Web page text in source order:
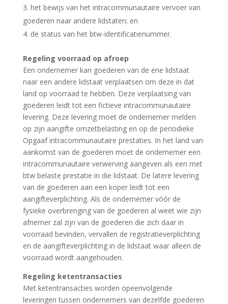
het bewijs van het intracommunautaire vervoer van
goederen naar andere lidstaten; en
de status van het btw-identificatienummer.
Regeling voorraad op afroep
Een ondernemer kan goederen van de ene lidstaat
naar een andere lidstaat verplaatsen om deze in dat
land op voorraad te hebben. Deze verplaatsing van
goederen leidt tot een fictieve intracommunautaire
levering. Deze levering moet de ondernemer melden
op zijn aangifte omzetbelasting en op de periodieke
Opgaaf intracommunautaire prestaties. In het land van
aankomst van de goederen moet de ondernemer een
intracommunautaire verwerving aangeven als een met
btw belaste prestatie in die lidstaat. De latere levering
van de goederen aan een koper leidt tot een
aangifteverplichting. Als de ondernemer vóór de
fysieke overbrenging van de goederen al weet wie zijn
afnemer zal zijn van de goederen die zich daar in
voorraad bevinden, vervallen de registratieverplichting
en de aangifteverplichting in de lidstaat waar alleen de
voorraad wordt aangehouden.
Regeling ketentransacties
Met ketentransacties worden opeenvolgende
leveringen tussen ondernemers van dezelfde goederen